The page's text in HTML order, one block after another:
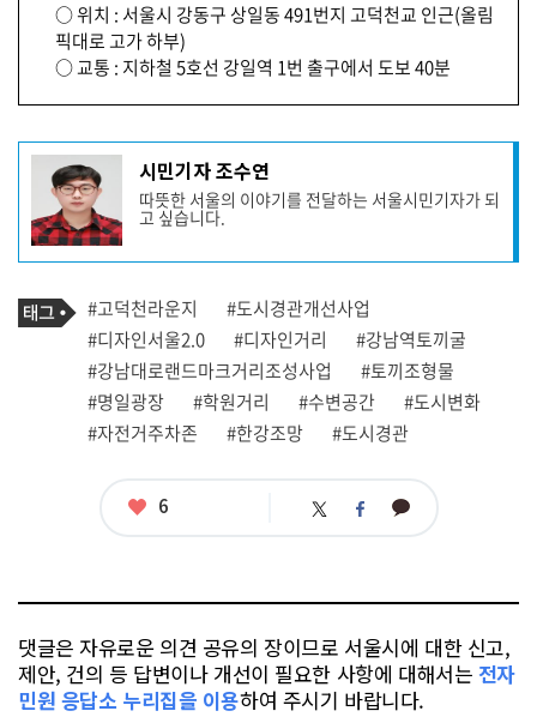
○ 위치 : 서울시 강동구 상일동 491번지 고덕천교 인근(올림
픽대로 고가 하부)
○ 교통 : 지하철 5호선 강일역 1번 출구에서 도보 40분
기
성
자
프
필
시민기자 조수연
따뜻한 서울의 이야기를 전달하는 서울시민기자가 되
고 싶습니다.
기
사
관
련
태
그
태
그
#고덕천라운지
#도시경관개선사업
#디자인서울2.0
#디자인거리
#강남역토끼굴
#강남대로랜드마크거리조성사업
#토끼조형물
#명일광장
#학원거리 #수변공간
#도시변화
#자전거주차존
#한강조망 #도시경관
좋
6 트 페 카
댓글은 자유로운 의견 공유의 장이므로 서울시에 대한 신고,
제안, 건의 등 답변이나 개선이 필요한 사항에 대해서는 전자
민원 응답소 누리집을 이용하여 주시기 바랍니다.